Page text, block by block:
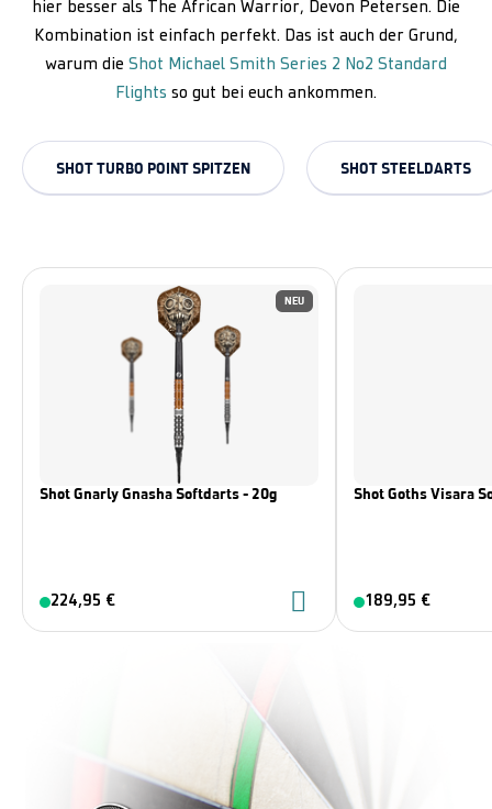
hier besser als The African Warrior, Devon Petersen. Die
Kombination ist einfach perfekt. Das ist auch der Grund,
warum die Shot Michael Smith Series 2 No2 Standard
Flights so gut bei euch ankommen.
SHOT TURBO POINT SPITZEN SHOT STEELDARTS
NEU
Shot Gnarly Gnasha Softdarts - 20g
224,95 €
Shot Goths Visara
189,95 €